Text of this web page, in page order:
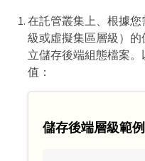
在託管叢集上、根據
級或虛擬集區層級）
立儲存後端組態檔案
值：
儲存後端層級範例